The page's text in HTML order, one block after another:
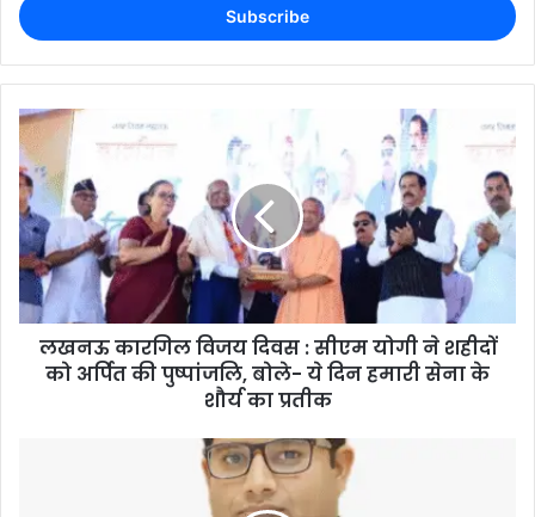
लखनऊ कारगिल विजय दिवस : सीएम योगी ने शहीदों
को अर्पित की पुष्पांजलि, बोले- ये दिन हमारी सेना के
शौर्य का प्रतीक